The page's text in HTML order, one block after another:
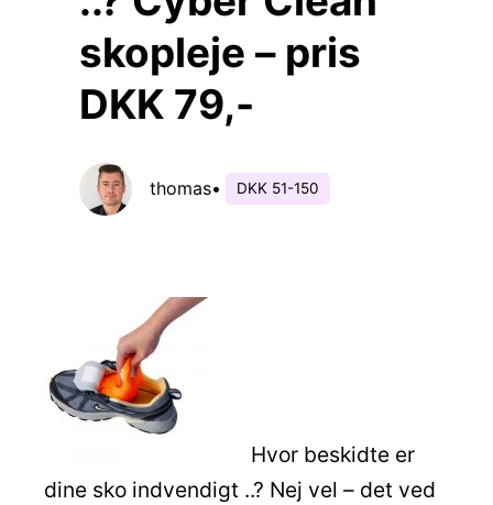
skopleje – pris
DKK 79,-
thomas• DKK 51-150
Hvor beskidte er
dine sko indvendigt ..? Nej vel – det ved